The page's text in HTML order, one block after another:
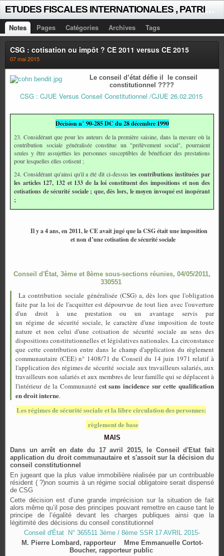
Notes Pages Catégories Archives Tags
CSG : cotisation ou impôt ? CE 2011 versus CE 2015
07 mai 2015
Le conseil d’état défie il le conseil
constitutionnel ????
CSG : CJUE Versus Conseil Constitutionnel /CJUE 26.02.2015
Décision n° 90-285 DC du 28 décembre 1990
23. Considérant que pour les auteurs de la première saisine, dans la mesure où la
contribution sociale généralisée constitue un "prélèvement social", pourraient
seules y être assujetties les personnes susceptibles de bénéficier des prestations
pour lesquelles elles cotisent ;
24. Considérant qu'ainsi qu'il a été dit ci-dessus les contributions instituées par
les articles 127, 132 et 133 de la loi constituent des impositions et non des
cotisations de sécurité sociale ; que, dès lors, le moyen invoqué est inopérant
;
Il y a 4 ans, en 2011, le CE avait jugé que la CSG était une imposition
et non d’une cotisation de sécurité sociale
Conseil d'État, 3ème et 8ème sous-sections réunies, 04/05/2011,
330551
La contribution sociale généralisée (CSG) a, dès lors que l'obligation
faite par la loi de l'acquitter est dépourvue de tout lien avec l'ouverture
d'un droit à une prestation ou un avantage servis par
un régime de sécurité sociale, le caractère d'une imposition de toute
nature et non celui d'une cotisation de sécurité sociale au sens des
dispositions constitutionnelles et législatives nationales. La circonstance
que cette contribution entre dans le champ d'application du règlement
communautaire (CEE) n° 1408/71 du Conseil du 14 juin 1971 relatif à
l'application des régimes de sécurité sociale aux travailleurs salariés, aux
travailleurs non salariés et aux membres de leur famille qui se déplacent à
l'intérieur de la Communauté est sans incidence sur cette qualification
en droit interne.
Les régimes de sécurité sociale et la libre circulation des personnes:
règlement de base
MAIS
Dans un arrêt en date du 17 avril 2015, le Conseil d'Etat fait
application du droit communautaire et s'assoit sur la décision du
conseil constitutionnel
En jugeant que la plus value immobilière réalisée par un contribuable
résident ( ?)non soumis à un régime social obligatoire serait dispensé
de CSG
Cette décision est d’une grande imprécision sur la situation de fait
alors même qu’il pose des principes pouvant remettre en cause tant le
principe de l’égalité devant les charges publiques ainsi que la
légitimité des décisions du conseil constitutionnel
Conseil d'État N° 365511 3ème / 8ème SSR 17 AVRIL 2015-
M. Pierre Lombard, rapporteur Mme Emmanuelle Cortot-
Boucher, rapporteur public